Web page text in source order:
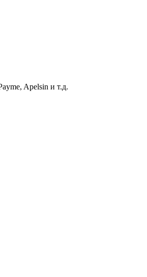
Apelsin и т.д.